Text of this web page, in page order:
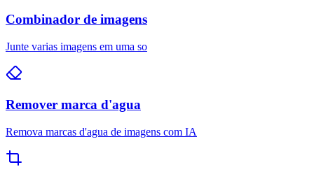
Combinador de imagens
Junte varias imagens em uma so
Remover marca d'agua
Remova marcas d'agua de imagens com IA